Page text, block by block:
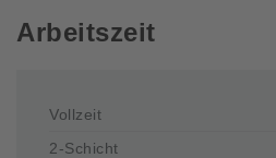
Arbeitszeit
Vollzeit
2-Schicht